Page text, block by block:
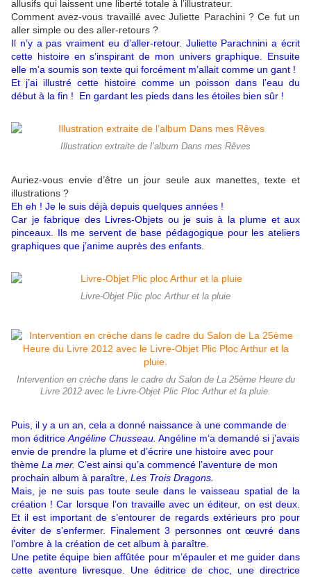
allusifs qui laissent une liberté totale à l’illustrateur.
Comment avez-vous travaillé avec Juliette Parachini ? Ce fut un
aller simple ou des aller-retours ?
Il n’y a pas vraiment eu d’aller-retour. Juliette Parachnini a écrit
cette histoire en s’inspirant de mon univers graphique. Ensuite
elle m’a soumis son texte qui forcément m’allait comme un gant !
Et j’ai illustré cette histoire comme un poisson dans l’eau du
début à la fin ! En gardant les pieds dans les étoiles bien sûr !
Illustration extraite de l’album Dans mes Rêves
Auriez-vous envie d’être un jour seule aux manettes, texte et
illustrations ?
Eh eh ! Je le suis déjà depuis quelques années !
Car je fabrique des Livres-Objets ou je suis à la plume et aux
pinceaux. Ils me servent de base pédagogique pour les ateliers
graphiques que j’anime auprès des enfants.
Livre-Objet Plic ploc Arthur et la pluie
Intervention en crèche dans le cadre du Salon de La 25ème Heure du
Livre 2012 avec le Livre-Objet Plic Ploc Arthur et la pluie.
Puis, il y a un an, cela a donné naissance à une commande de
mon éditrice Angéline Chusseau. Angéline m’a demandé si j’avais
envie de prendre la plume et d’écrire une histoire avec pour
thème La mer. C’est ainsi qu’a commencé l’aventure de mon
prochain album à paraître, Les Trois Dragons.
Mais, je ne suis pas toute seule dans le vaisseau spatial de la
création ! Car lorsque l’on travaille avec un éditeur, on est deux.
Et il est important de s’entourer de regards extérieurs pro pour
éviter de s’enfermer. Finalement 3 personnes ont œuvré dans
l’ombre à la création de cet album à paraître.
Une petite équipe bien affûtée pour m’épauler et me guider dans
cette aventure livresque. Une éditrice de choc, une directrice